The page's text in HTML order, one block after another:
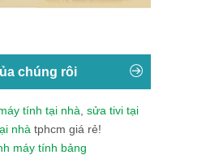
chúng rôi
tính tại nhà sửa tivi tại
nhà tphcm giá rẻ!
máy tính bảng